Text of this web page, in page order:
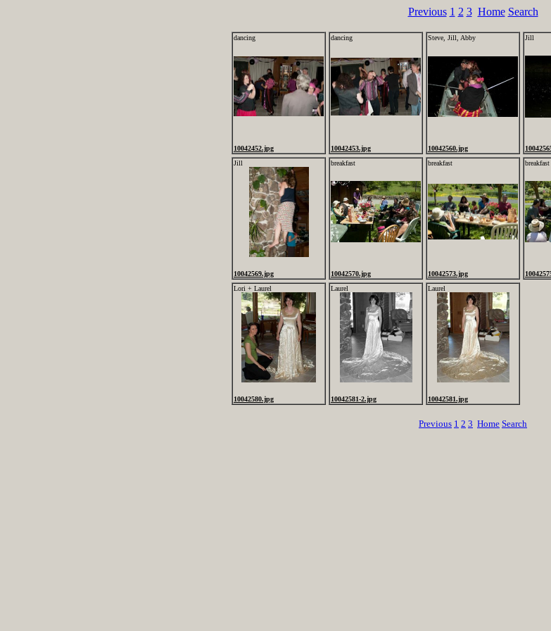
Previous 1 2 3 Home Search
dancing
10042452.jpg
dancing
10042453.jpg
Steve, Jill, Abby
10042560.jpg
Jill
Jill
10042569.jpg
breakfast
10042570.jpg
breakfast
10042573.jpg
breakfast
Lori + Laurel
10042580.jpg
Laurel
10042581-2.jpg
Laurel
10042581.jpg
Previous 1 2 3 Home Search